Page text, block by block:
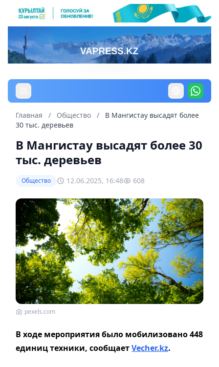
Главная / Общество /
В Мангистау высадят более
30 тыс. деревьев
В Мангистау высадят более 30
тыс. деревьев
Общество 12.06.2025, 16:48 608
pexels.com
В ходе мероприятия было мобилизовано 448
единиц техники, сообщаетVecher.kz.